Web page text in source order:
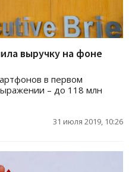
выручку на фоне
в первом
– до 118 млн
31 июля 2019, 10:26